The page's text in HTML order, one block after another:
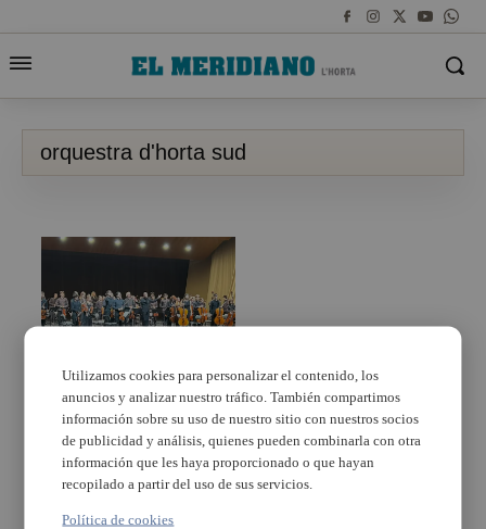
orquestra d'horta sud
L’Orquestra de l’Horta
Sud actuará el domingo
en Picassent
Utilizamos cookies para personalizar el contenido, los
anuncios y analizar nuestro tráfico. También compartimos
información sobre su uso de nuestro sitio con nuestros socios
de publicidad y análisis, quienes pueden combinarla con otra
información que les haya proporcionado o que hayan
recopilado a partir del uso de sus servicios.
Política de cookies